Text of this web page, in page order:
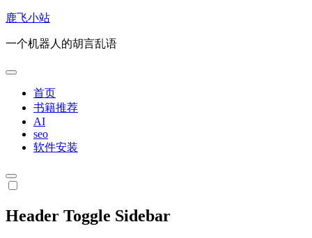
跳
到
容
鹿飞小站
一个机器人的胡言乱语
首页
书籍推荐
AI
seo
软件安装
Header Toggle Sidebar